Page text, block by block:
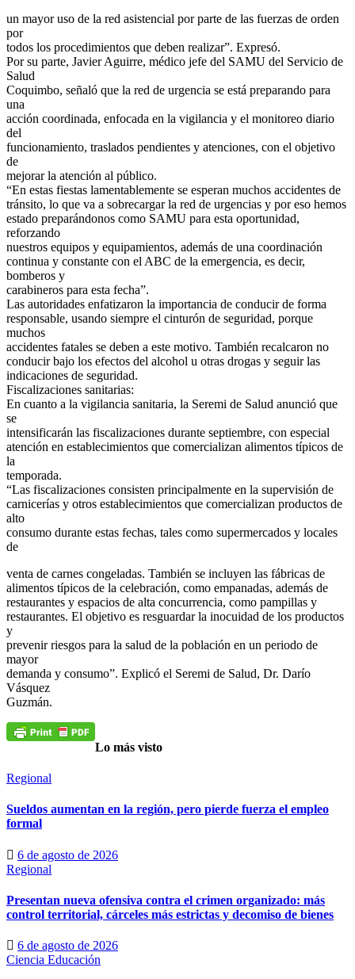
un mayor uso de la red asistencial por parte de las fuerzas de orden
por
todos los procedimientos que deben realizar”. Expresó.
Por su parte, Javier Aguirre, médico jefe del SAMU del Servicio de
Salud
Coquimbo, señaló que la red de urgencia se está preparando para
una
acción coordinada, enfocada en la vigilancia y el monitoreo diario
del
funcionamiento, traslados pendientes y atenciones, con el objetivo
de
mejorar la atención al público.
“En estas fiestas lamentablemente se esperan muchos accidentes de
tránsito, lo que va a sobrecargar la red de urgencias y por eso hemos
estado preparándonos como SAMU para esta oportunidad,
reforzando
nuestros equipos y equipamientos, además de una coordinación
continua y constante con el ABC de la emergencia, es decir,
bomberos y
carabineros para esta fecha”.
Las autoridades enfatizaron la importancia de conducir de forma
responsable, usando siempre el cinturón de seguridad, porque
muchos
accidentes fatales se deben a este motivo. También recalcaron no
conducir bajo los efectos del alcohol u otras drogas y seguir las
indicaciones de seguridad.
Fiscalizaciones sanitarias:
En cuanto a la vigilancia sanitaria, la Seremi de Salud anunció que
se
intensificarán las fiscalizaciones durante septiembre, con especial
atención en establecimientos que comercializan alimentos típicos de
la
temporada.
“Las fiscalizaciones consisten principalmente en la supervisión de
carnicerías y otros establecimientos que comercializan productos de
alto
consumo durante estas fechas, tales como supermercados y locales
de
venta de carnes congeladas. También se incluyen las fábricas de
alimentos típicos de la celebración, como empanadas, además de
restaurantes y espacios de alta concurrencia, como pampillas y
restaurantes. El objetivo es resguardar la inocuidad de los productos
y
prevenir riesgos para la salud de la población en un periodo de
mayor
demanda y consumo”. Explicó el Seremi de Salud, Dr. Darío
Vásquez
Guzmán.
Lo más visto
Regional
Sueldos aumentan en la región, pero pierde fuerza el empleo
formal
6 de agosto de 2026
Regional
Presentan nueva ofensiva contra el crimen organizado: más
control territorial, cárceles más estrictas y decomiso de bienes
6 de agosto de 2026
Ciencia Educación